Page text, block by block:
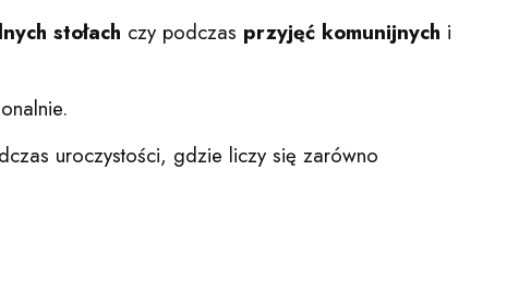
stołach czy podczas przyjęć komunijnych i
uroczystości, gdzie liczy się zarówno